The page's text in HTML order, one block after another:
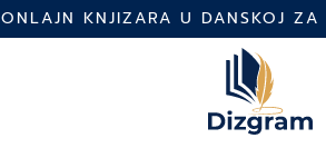
ONLAJN KNJIZARA U DANSKOJ ZA